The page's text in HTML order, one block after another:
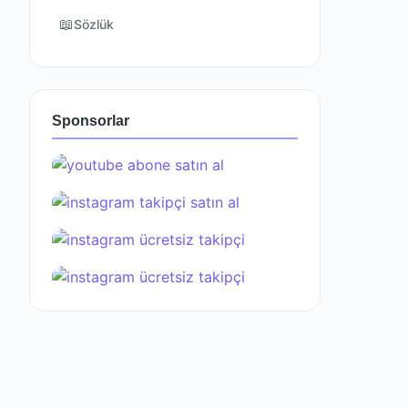
📖Sözlük
Sponsorlar